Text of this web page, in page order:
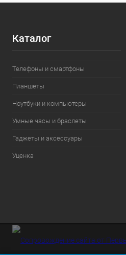
Каталог
Телефоны и смартфоны
Планшеты
Ноутбуки и компьютеры
Умные часы и браслеты
Гаджеты и аксессуары
Уценка